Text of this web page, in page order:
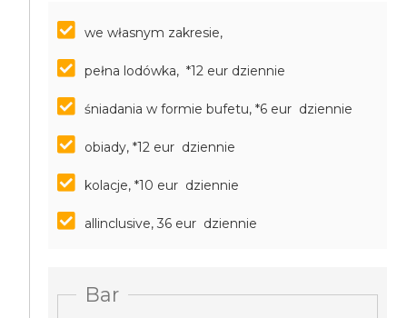
we własnym zakresie,
pełna lodówka, *12 eur dziennie
śniadania w formie bufetu, *6 eur dziennie
obiady, *12 eur dziennie
kolacje, *10 eur dziennie
allinclusive, 36 eur dziennie
Bar